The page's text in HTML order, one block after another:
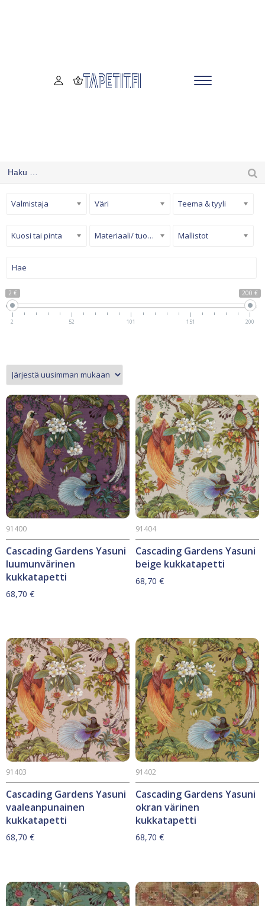
2 € 200 €
2 52 101 151 200
Valmistaja Väri Teema & tyyli
Kuosi tai pinta Materiaali/ tuotetyyppi Mallistot
Cascading Gardens Yasuni
luumunvärinen
kukkatapetti
91400
68,70 €
Cascading Gardens Yasuni
beige kukkatapetti
91404
68,70 €
Cascading Gardens Yasuni
vaaleanpunainen
kukkatapetti
91403
68,70 €
Cascading Gardens Yasuni
okran värinen
kukkatapetti
91402
68,70 €